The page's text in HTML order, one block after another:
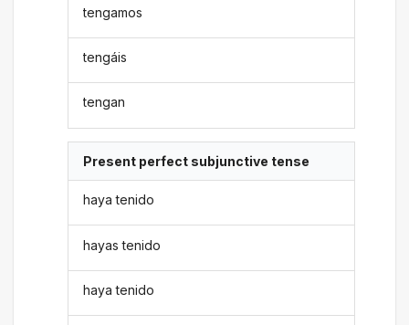
tengamos
tengáis
tengan
Present perfect subjunctive tense
haya tenido
hayas tenido
haya tenido